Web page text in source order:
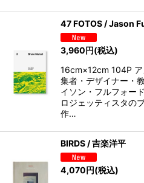
47 FOTOS / Jason
3,960円(税込)
16cm×12cm 104P
集者・デザイナー・
イソン・フルフォー
ロジェッティスタの
作…
BIRDS / 吉楽洋平
4,070円(税込)